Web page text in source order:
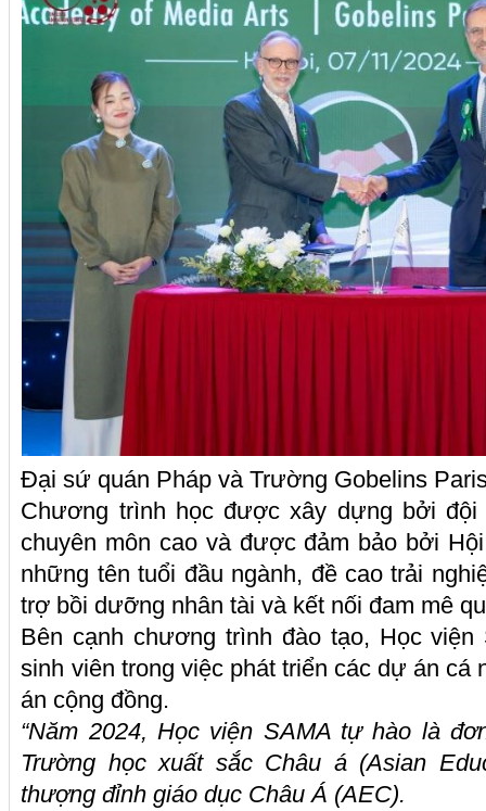
Đại sứ quán Pháp và Trường Gobelins
Chương trình học được xây dựng bởi đội
chuyên môn cao và được đảm bảo bởi
những tên tuổi đầu ngành, đề cao trải
trợ bồi dưỡng nhân tài và kết nối đam mê
Bên cạnh chương trình đào tạo, Học
sinh viên trong việc phát triển các dự án cá
án cộng đồng.
“Năm 2024, Học viện SAMA tự hào là
Trường học xuất sắc Châu á (Asian
thượng đỉnh giáo dục Châu Á (AEC).